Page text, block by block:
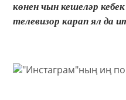
көнен чын кешеләр
телевизор карап ял да